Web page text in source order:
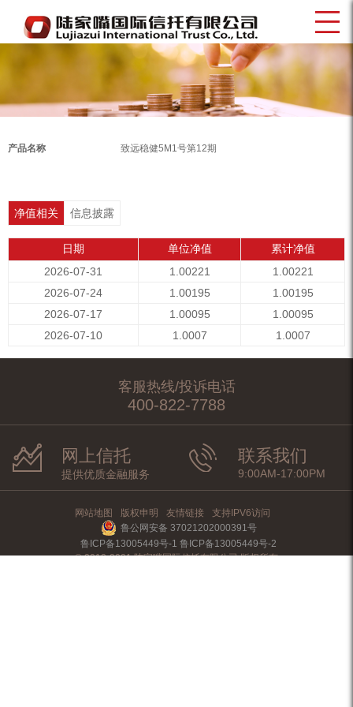
产品名称 致远稳健5M1号第12期
净值相关 信息披露
日期 单位净值
累计净值
2026-07-31
1.00221
1.00221
2026-07-24
1.00195
1.00195
2026-07-17
1.00095
1.00095
2026-07-10
1.0007 1.0007
客服热线/投诉电话
400-822-7788
网上信托
提供优质金融服务
联系我们
9:00AM-17:00PM
网站地图 版权申明 友情链接
支持IPV6访问
鲁公网安备 37021202000391号
鲁ICP备13005449号-1 鲁ICP备13005449号-2
© 2012-2021 陆家嘴国际信托有限公司 版权所有